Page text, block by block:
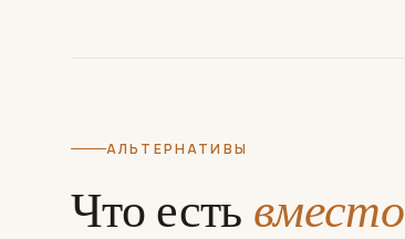
АЛЬТЕРНАТИВЫ
Что есть вместо